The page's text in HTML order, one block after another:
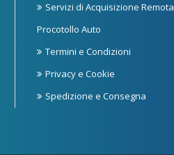
Servizi di Acquisizione Remota
Procotollo Auto
Termini e Condizioni
Privacy e Cookie
Spedizione e Consegna